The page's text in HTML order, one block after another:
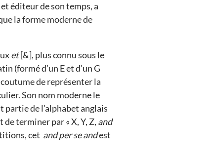
éditeur de son temps, a
la forme moderne de
et[&], plus connu sous le
(formé d’un E et d’un G
de représenter la
Son nom moderne le
de l’alphabet anglais
terminer par « X, Y, Z, and
cet and per se andest